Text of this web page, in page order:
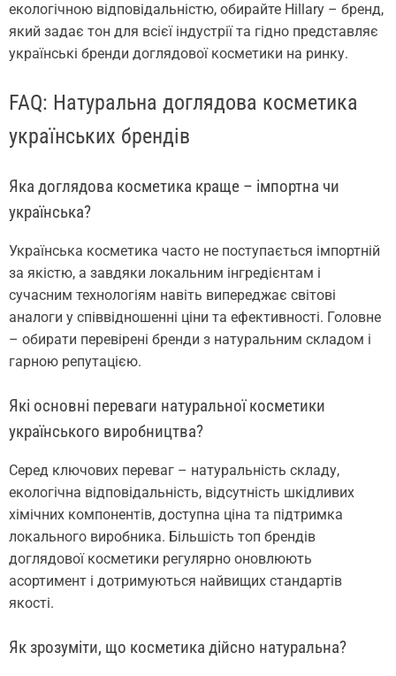
екологічною відповідальністю, обирайте Hillary – бренд,
який задає тон для всієї індустрії та гідно представляє
українські бренди доглядової косметики на ринку.
FAQ: Натуральна доглядова косметика
українських брендів
Яка доглядова косметика краще – імпортна чи
українська?
Українська косметика часто не поступається імпортній
за якістю, а завдяки локальним інгредієнтам і
сучасним технологіям навіть випереджає світові
аналоги у співвідношенні ціни та ефективності. Головне
– обирати перевірені бренди з натуральним складом і
гарною репутацією.
Які основні переваги натуральної косметики
українського виробництва?
Серед ключових переваг – натуральність складу,
екологічна відповідальність, відсутність шкідливих
хімічних компонентів, доступна ціна та підтримка
локального виробника. Більшість топ брендів
доглядової косметики регулярно оновлюють
асортимент і дотримуються найвищих стандартів
якості.
Як зрозуміти, що косметика дійсно натуральна?